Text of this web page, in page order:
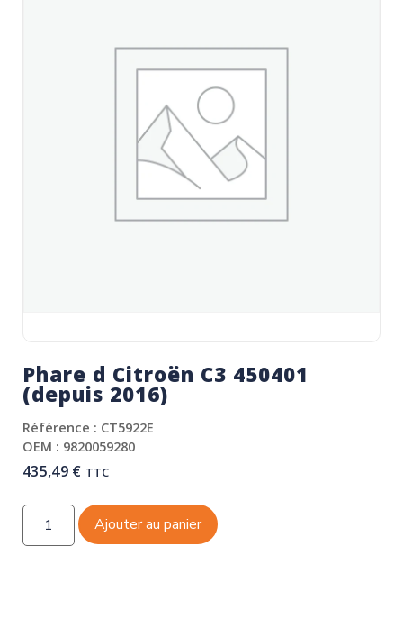
Phare d Citroën C3 450401
(depuis 2016)
Référence : CT5922E
OEM : 9820059280
435,49 € TTC
Ajouter au panier